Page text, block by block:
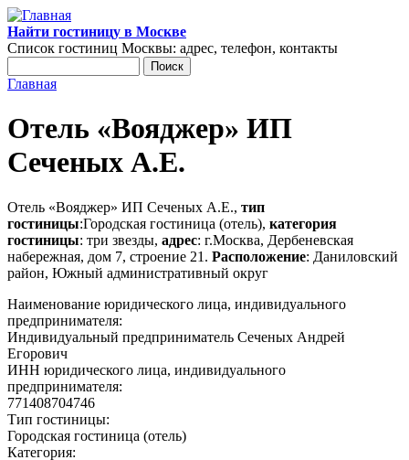
Перейти к основному содержанию
Найти гостиницу в Москве
Список гостиниц Москвы: адрес, телефон, контакты
Форма поиска
Главная
Отель «Вояджер» ИП
Сеченых А.Е.
Отель «Вояджер» ИП Сеченых А.Е., тип
гостиницы:Городская гостиница (отель), категория
гостиницы: три звезды, адрес: г.Москва, Дербеневская
набережная, дом 7, строение 21. Расположение: Даниловский
район, Южный административный округ
Наименование юридического лица, индивидуального
предпринимателя:
Индивидуальный предприниматель Сеченых Андрей
Егорович
ИНН юридического лица, индивидуального
предпринимателя:
771408704746
Тип гостиницы:
Городская гостиница (отель)
Категория: